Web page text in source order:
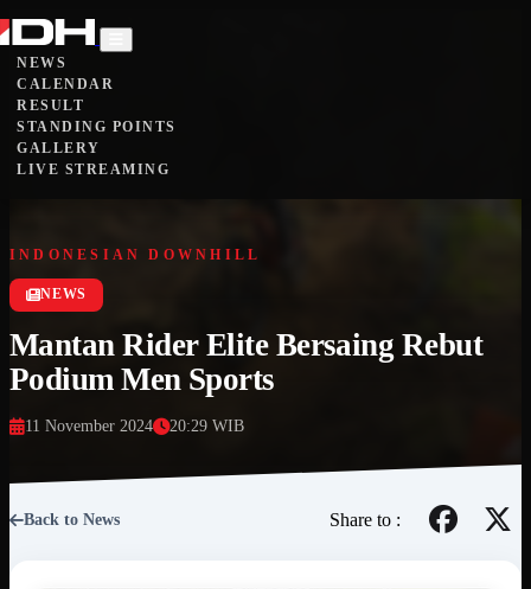
NEWS
CALENDAR
RESULT
STANDING POINTS
GALLERY
LIVE STREAMING
INDONESIAN DOWNHILL
NEWS
Mantan Rider Elite Bersaing Rebut
Podium Men Sports
11 November 2024 20:29 WIB
Back to News Share to :